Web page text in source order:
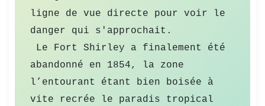
ligne de vue directe pour voir le
danger qui s'approchait.
abandonné en 1854, la zone
l’entourant étant bien boisée à
vite recrée le paradis tropical